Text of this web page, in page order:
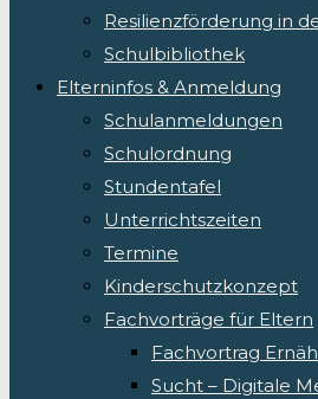
Resilienzförderung in
Schulbibliothek
Elterninfos & Anmeldung
Schulanmeldungen
Schulordnung
Stundentafel
Unterrichtszeiten
Termine
Kinderschutzkonzept
Fachvorträge für Eltern
Fachvortrag
Sucht – Digitale